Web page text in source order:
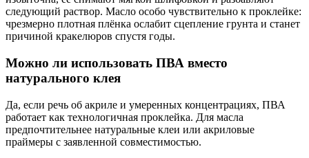
следующий раствор. Масло особо чувствительно к проклейке:
чрезмерно плотная плёнка ослабит сцепление грунта и станет
причиной кракелюров спустя годы.
Можно ли использовать ПВА вместо
натурального клея
Да, если речь об акриле и умеренных концентрациях, ПВА
работает как технологичная проклейка. Для масла
предпочтительнее натуральные клеи или акриловые
праймеры с заявленной совместимостью.